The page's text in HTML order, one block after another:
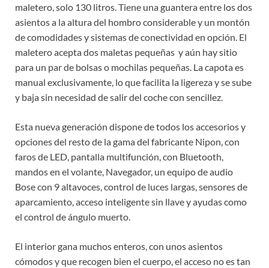
maletero, solo 130 litros. Tiene una guantera entre los dos
asientos a la altura del hombro considerable y un montón
de comodidades y sistemas de conectividad en opción. El
maletero acepta dos maletas pequeñas y aún hay sitio
para un par de bolsas o mochilas pequeñas. La capota es
manual exclusivamente, lo que facilita la ligereza y se sube
y baja sin necesidad de salir del coche con sencillez.
Esta nueva generación dispone de todos los accesorios y
opciones del resto de la gama del fabricante Nipon, con
faros de LED, pantalla multifunción, con Bluetooth,
mandos en el volante, Navegador, un equipo de audio
Bose con 9 altavoces, control de luces largas, sensores de
aparcamiento, acceso inteligente sin llave y ayudas como
el control de ángulo muerto.
El interior gana muchos enteros, con unos asientos
cómodos y que recogen bien el cuerpo, el acceso no es tan